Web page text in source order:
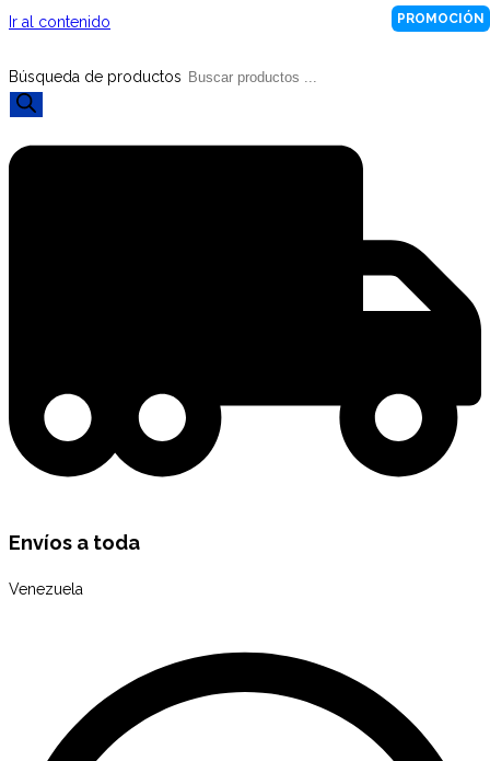
Ir al contenido
Búsqueda de productos
Envíos a toda
Venezuela
PROMOCIÓN